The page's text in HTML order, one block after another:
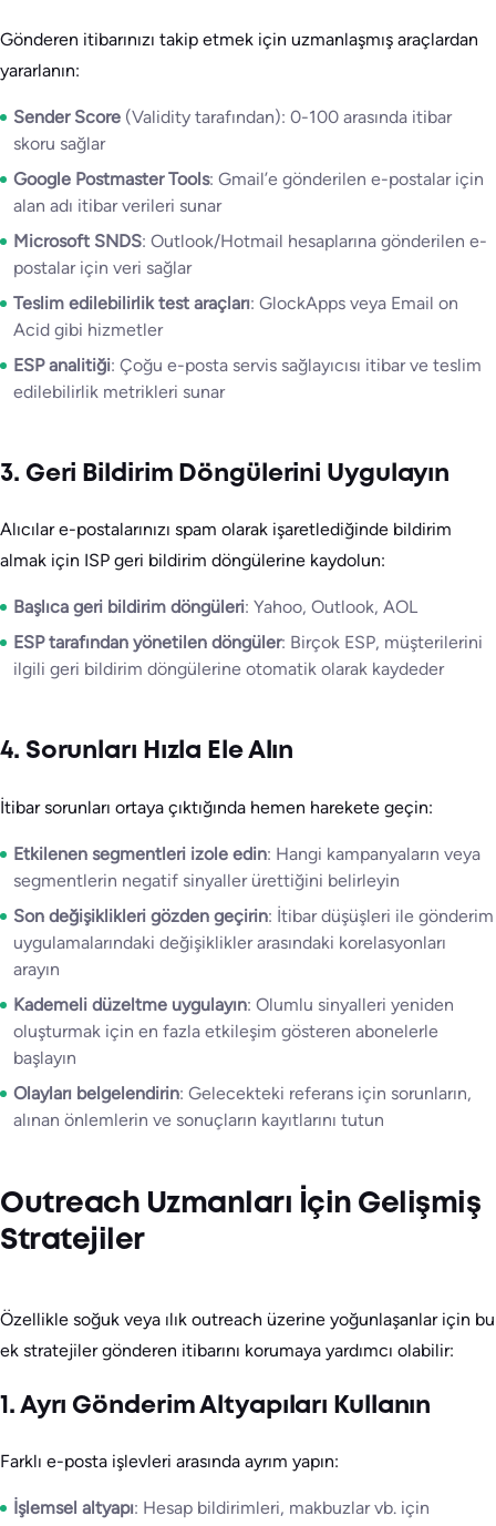
Gönderen itibarınızı takip etmek için uzmanlaşmış araçlardan
yararlanın:
Sender Score (Validity tarafından): 0-100 arasında itibar
skoru sağlar
Google Postmaster Tools: Gmail’e gönderilen e-postalar için
alan adı itibar verileri sunar
Microsoft SNDS: Outlook/Hotmail hesaplarına gönderilen e-
postalar için veri sağlar
Teslim edilebilirlik test araçları: GlockApps veya Email on
Acid gibi hizmetler
ESP analitiği: Çoğu e-posta servis sağlayıcısı itibar ve teslim
edilebilirlik metrikleri sunar
3. Geri Bildirim Döngülerini Uygulayın
Alıcılar e-postalarınızı spam olarak işaretlediğinde bildirim
almak için ISP geri bildirim döngülerine kaydolun:
Başlıca geri bildirim döngüleri: Yahoo, Outlook, AOL
ESP tarafından yönetilen döngüler: Birçok ESP, müşterilerini
ilgili geri bildirim döngülerine otomatik olarak kaydeder
4. Sorunları Hızla Ele Alın
İtibar sorunları ortaya çıktığında hemen harekete geçin:
Etkilenen segmentleri izole edin: Hangi kampanyaların veya
segmentlerin negatif sinyaller ürettiğini belirleyin
Son değişiklikleri gözden geçirin: İtibar düşüşleri ile gönderim
uygulamalarındaki değişiklikler arasındaki korelasyonları
arayın
Kademeli düzeltme uygulayın: Olumlu sinyalleri yeniden
oluşturmak için en fazla etkileşim gösteren abonelerle
başlayın
Olayları belgelendirin: Gelecekteki referans için sorunların,
alınan önlemlerin ve sonuçların kayıtlarını tutun
Outreach Uzmanları İçin Gelişmiş
Stratejiler
Özellikle soğuk veya ılık outreach üzerine yoğunlaşanlar için bu
ek stratejiler gönderen itibarını korumaya yardımcı olabilir:
1. Ayrı Gönderim Altyapıları Kullanın
Farklı e-posta işlevleri arasında ayrım yapın:
İşlemsel altyapı: Hesap bildirimleri, makbuzlar vb. için